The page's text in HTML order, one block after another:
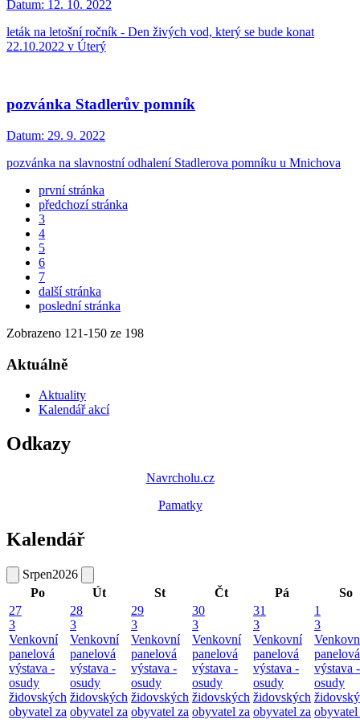
Datum: 12. 10. 2022
leták na letošní ročník - Den živých vod, který se bude konat
22.10.2022 v Úterý
pozvánka Stadlerův pomník
Datum: 29. 9. 2022
pozvánka na slavnostní odhalení Stadlerova pomníku u Mnichova
první stránka
předchozí stránka
3
4
5
6
7
další stránka
poslední stránka
Zobrazeno 121-150 ze 198
Aktuálně
Aktuality
Kalendář akcí
Odkazy
Navrcholu.cz
Pamatky
Kalendář
Srpen2026
Po
Út St Čt Pá
So
27
3
Venkovní
panelová
výstava -
osudy
židovských
obyvatel za
28
3
Venkovní
panelová
výstava -
osudy
židovských
obyvatel za
29
3
Venkovní
panelová
výstava -
osudy
židovských
obyvatel za
30
3
Venkovní
panelová
výstava -
osudy
židovských
obyvatel za
31
3
Venkovní
panelová
výstava -
osudy
židovských
obyvatel za
1
3
panelová
výstava -
osudy
obyvatel